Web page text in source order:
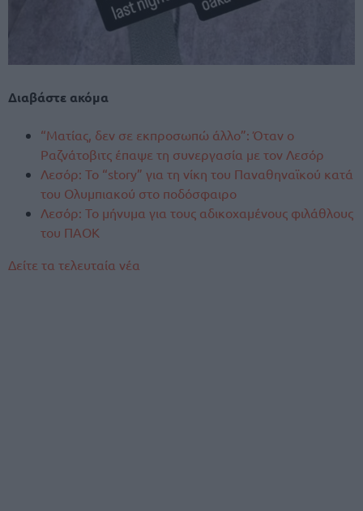
Διαβάστε ακόμα
“Ματίας, δεν σε εκπροσωπώ άλλο”: Όταν ο
Ραζνάτοβιτς έπαψε τη συνεργασία με τον Λεσόρ
Λεσόρ: Το “story” για τη νίκη του Παναθηναϊκού κατά
του Ολυμπιακού στο ποδόσφαιρο
Λεσόρ: Το μήνυμα για τους αδικοχαμένους φιλάθλους
του ΠΑΟΚ
Δείτε τα τελευταία νέα